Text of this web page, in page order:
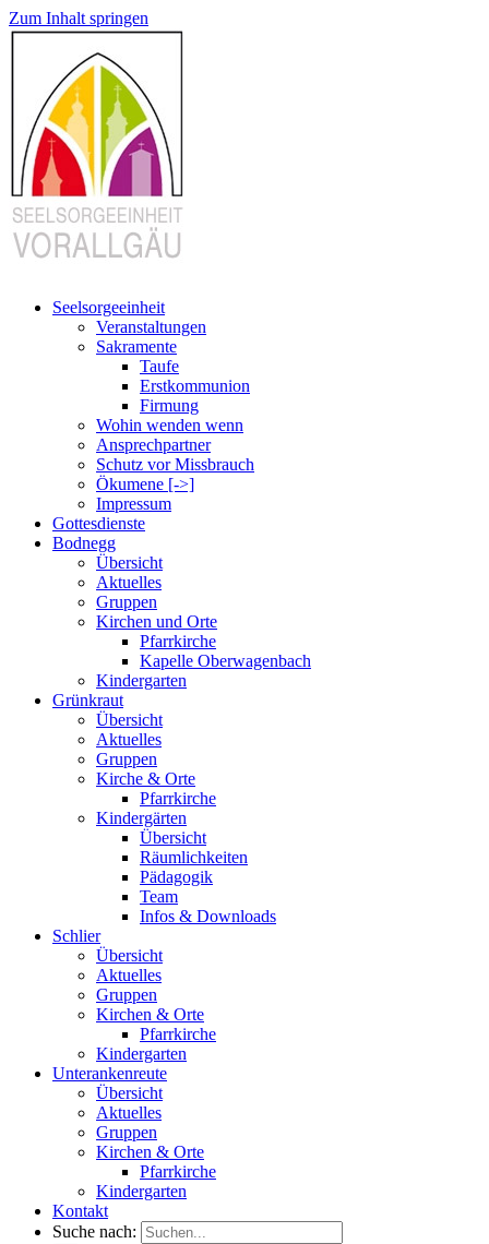
Zum Inhalt springen
Seelsorgeeinheit
Veranstaltungen
Sakramente
Taufe
Erstkommunion
Firmung
Wohin wenden wenn
Ansprechpartner
Schutz vor Missbrauch
Ökumene [->]
Impressum
Gottesdienste
Bodnegg
Übersicht
Aktuelles
Gruppen
Kirchen und Orte
Pfarrkirche
Kapelle Oberwagenbach
Kindergarten
Grünkraut
Übersicht
Aktuelles
Gruppen
Kirche & Orte
Pfarrkirche
Kindergärten
Übersicht
Räumlichkeiten
Pädagogik
Team
Infos & Downloads
Schlier
Übersicht
Aktuelles
Gruppen
Kirchen & Orte
Pfarrkirche
Kindergarten
Unterankenreute
Übersicht
Aktuelles
Gruppen
Kirchen & Orte
Pfarrkirche
Kindergarten
Kontakt
Suche nach: